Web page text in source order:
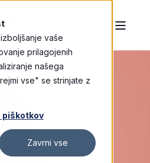
vaše
prilagojenih
našega
vse" se strinjate z
piškotkov
Zavrni vse